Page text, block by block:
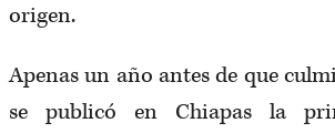
origen.
Apenas un año antes de que
se publicó en Chiapas la